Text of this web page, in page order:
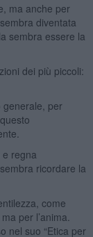
ma anche per
diventata
sembra essere la
dei più piccoli:
generale, per
e regna
ricordare la
come
per l’anima.
nel suo “Etica per